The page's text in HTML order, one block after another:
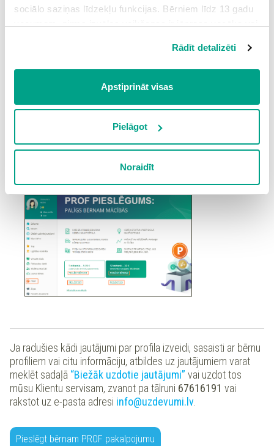
sociālo saziņas līdzekļu funkcijas. Bērniem līdz 13 gadu
Spiežot uz pogas “Apstiprināt visas”, Jūs piekrītat visām
sīkdatnēm, kas atrodas šajā tīmekļa vietnē, ieskaitot
trešo pušu mārketinga sīkdatnes. Spiežot uz pogas
vietnē, izņemot “Nepieciešamās” sīkdatnes, kuru
izmantošanai nav nepieciešams iegūt lietotāja piekrišanu.
Spiežot uz pogas “Apstiprināt izvēlētās”, Jūs varat mainīt
sīkdatņu politikuun ir iespēja atsaukt savu
piekrišanu sadaļā “Sīkdatņu iestatījumi”.
Rādīt detalizēti
Apstiprināt visas
Pielāgot
Noraidīt
Ja “PROF” pakalpojums skolēnam nav iegādāts, to
iespējams izdarīt divos veidos - iegādājoties pakalpojumu
“PROF” pakalpojumu bērnam jūs varat pieslēgt gan
uzmanību, vai pakalpojumu pieslēgsiet sev, vai kādam no
bērniem, ar ko sasaistīts jūsu profils.
Ja radušies kādi jautājumi par profila izveidi, sasaisti ar bērnu
profiliem vai citu informāciju, atbildes uz jautājumiem varat
meklēt sadaļā “Biežāk uzdotie jautājumi” vai uzdot tos
mūsu Klientu servisam, zvanot pa tālruni 67616191 vai
rakstot uz e-pasta adresi info@uzdevumi.lv
Pieslēgt bērnam PROF pakalpojumu